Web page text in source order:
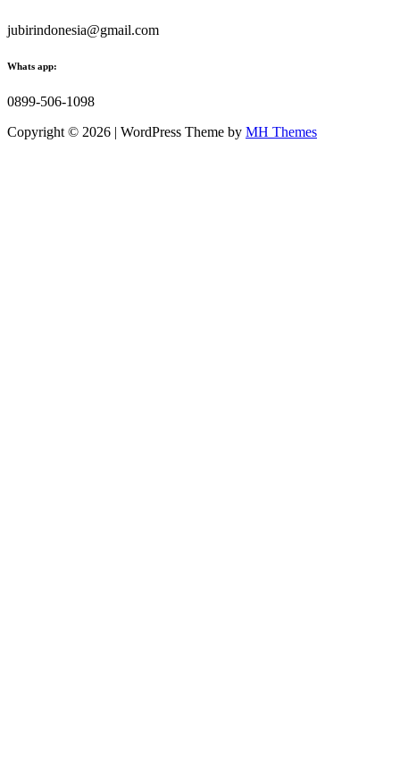
jubirindonesia@gmail.com
Whats app:
0899-506-1098
Copyright © 2026 | WordPress Theme by MH Themes